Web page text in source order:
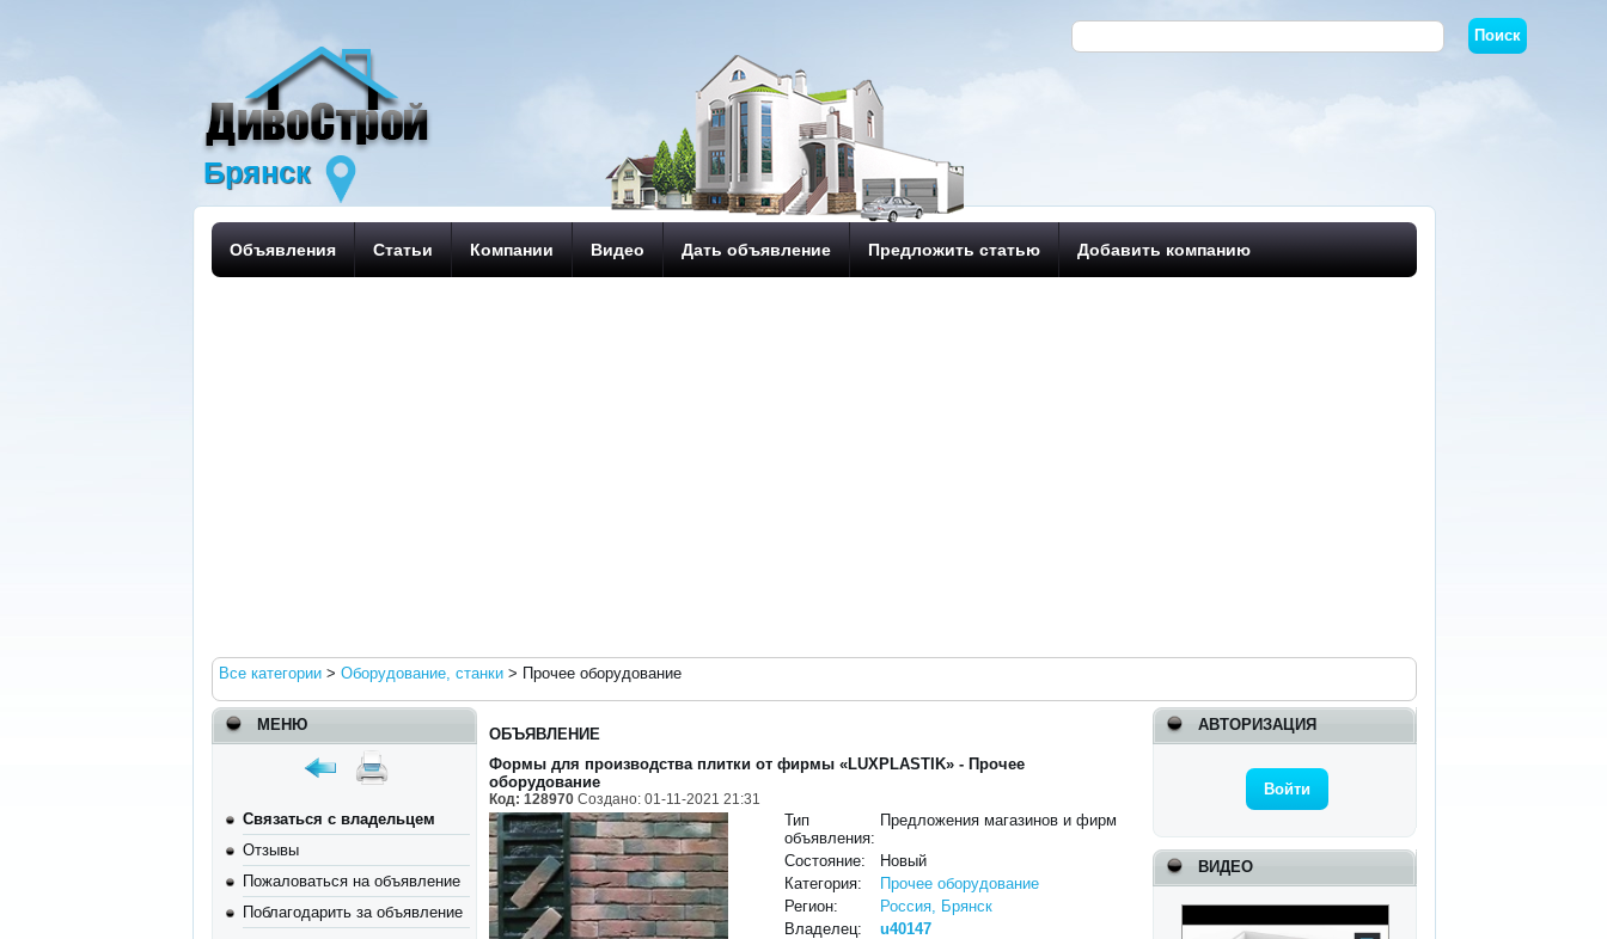
Брянск
Объявления Статьи Компании Видео Дать объявление Предложить статью Добавить компанию
Все категории >Оборудование, станки > Прочее оборудование
МЕНЮ
Связаться с владельцем
Отзывы
Пожаловаться на объявление
Поблагодарить за объявление
АВТОРИЗАЦИЯ
Войти
ВИДЕО
ОБЪЯВЛЕНИЕ
Формы для производства плитки от фирмы «LUXPLASTIK» - Прочее
оборудование
Код:128970 Создано: 01-11-2021 21:31
Тип
объявления:
Предложения магазинов и фирм
Состояние:
Новый
Категория:
Прочее оборудование
Регион:
Россия, Брянск
Владелец:
u40147